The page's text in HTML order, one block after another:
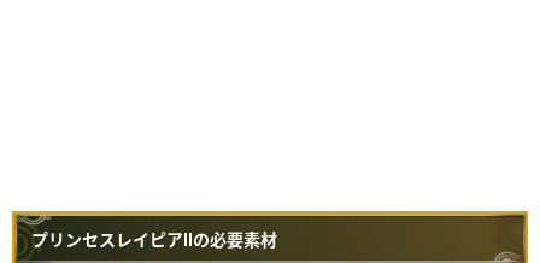
プリンセスレイピアⅡの必要素材